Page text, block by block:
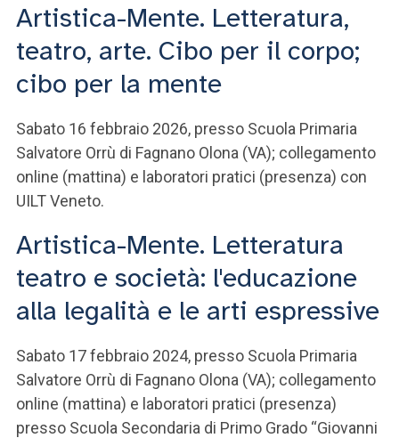
Artistica-Mente. Letteratura,
teatro, arte. Cibo per il corpo;
cibo per la mente
Sabato 16 febbraio 2026, presso Scuola Primaria
Salvatore Orrù di Fagnano Olona (VA); collegamento
online (mattina) e laboratori pratici (presenza) con
UILT Veneto.
Artistica-Mente. Letteratura
teatro e società: l'educazione
alla legalità e le arti espressive
Sabato 17 febbraio 2024, presso Scuola Primaria
Salvatore Orrù di Fagnano Olona (VA); collegamento
online (mattina) e laboratori pratici (presenza)
presso Scuola Secondaria di Primo Grado “Giovanni